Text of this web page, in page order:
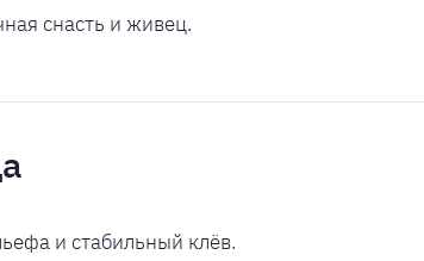
снасть и живец.
и стабильный клёв.